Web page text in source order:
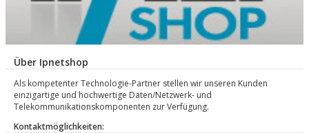
Über Ipnetshop
Als kompetenter Technologie-Partner stellen wir unseren Kunden
einzigartige und hochwertige Daten/Netzwerk- und
Telekommunikationskomponenten zur Verfügung.
Kontaktmöglichkeiten: